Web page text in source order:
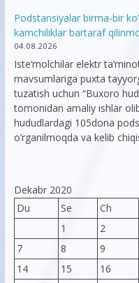
Podstansiyalar birma-bir
kamchiliklar bartaraf
04.08.2026
Iste’molchilar elektr
mavsumlariga puxta
tuzatish uchun “Buxoro
tomonidan amaliy ishlar
hududlardagi 105dona
o’rganilmoqda va kelib
Dekabr 2020
Du
Se Ch
1
2
7
8 9
14
15 16